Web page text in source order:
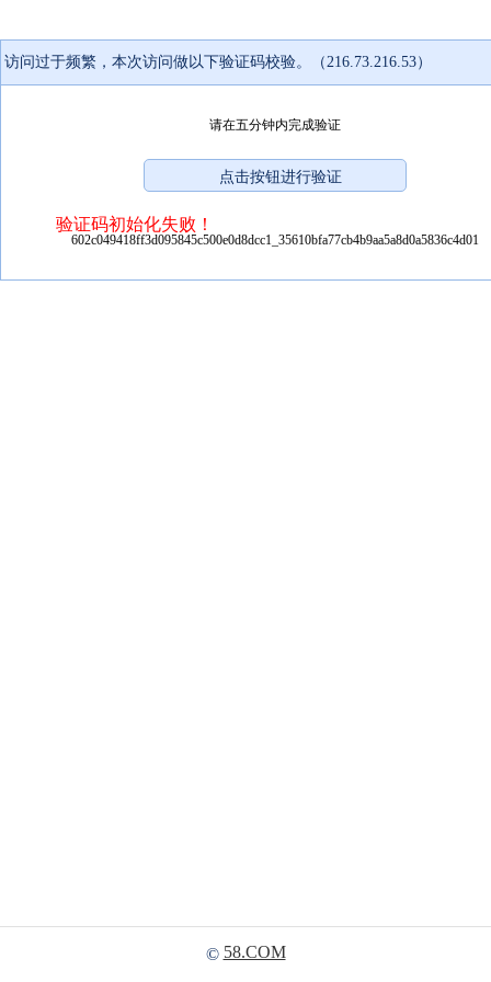
访问过于频繁，本次访问做以下验证码校验。（216.73.216.53）
请在五分钟内完成验证
验证码初始化失败！
602c049418ff3d095845c500e0d8dcc1_35610bfa77cb4b9aa5a8d0a5836c4d01
© 58.COM